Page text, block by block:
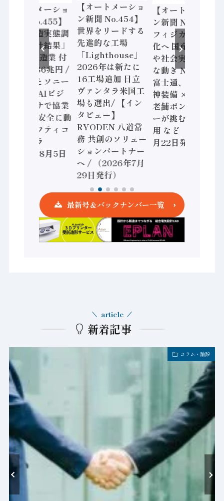
【オートメーショ
ン新聞 No.455】
「経済構造実態調
査二次集計結果」
2024年製造業 付
加価値額86兆円 /
三菱電機とソニー
セミコン AIビジ
ョンセンサで協業
/ IDEC、安全に動
かすセーフティコ
ントローラ
（2026年8月5日
【オートメーショ
ン新聞 No.454】
世界をリードする
先進的な工場
「Lighthouse」
2026年は新たに
16工場追加 日立
ヴァンタラ米国工
場も選出/ 【イン
タビュー】
RYODEN 八道常
務 共創のソリュー
ションパートナー
へ / （2026年7月
29日発行）
【オートメーショ
ン新聞 No.453】
フィジカルAI本格
化へ 国産AI開発
や社会実装に活発
な動き Noetra、
富士通、日立 / 兵
神装備 × HMS、
老舗ポンプメーカ
ーが挑むデータ活
用 など（2026年7
月22日発行）
最新号＆バックナンバー一覧
新着記事
article
コラム・論説